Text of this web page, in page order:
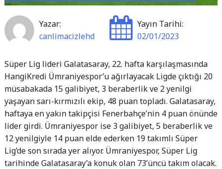
2023"
Yazar:
canlimacizlehd
Yayın Tarihi:
02/01/2023
Süper Lig lideri Galatasaray, 22. hafta karşılaşmasında
HangiKredi Ümraniyespor’u ağırlayacak Ligde çıktığı 20
müsabakada 15 galibiyet, 3 beraberlik ve 2 yenilgi
yaşayan sarı-kırmızılı ekip, 48 puan topladı. Galatasaray,
haftaya en yakın takipçisi Fenerbahçe’nin 4 puan önünde
lider girdi. Ümraniyespor ise 3 galibiyet, 5 beraberlik ve
12 yenilgiyle 14 puan elde ederken 19 takımlı Süper
Lig’de son sırada yer alıyor. Ümraniyespor, Süper Lig
tarihinde Galatasaray’a konuk olan 73’üncü takım olacak.